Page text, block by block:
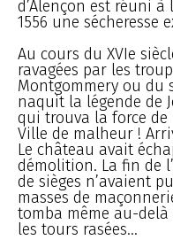
d’Alençon est réuni à
1556 une sécheresse
Au cours du XVIe
ravagées par les
Montgommery ou du
naquit la légende de
qui trouva la force
Ville de malheur !
Le château avait
démolition. La fin de
de sièges n’avaient
masses de
tomba même au-delà
les tours rasées...